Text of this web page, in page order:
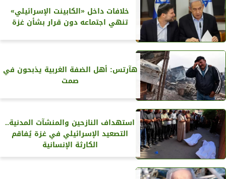
خلافات داخل «الكابينت الإسرائيلي»
تنهي اجتماعه دون قرار بشأن غزة
هآرتس: أهل الضفة الغربية يذبحون في
صمت
استهداف النازحين والمنشآت المدنية..
التصعيد الإسرائيلي في غزة يُفاقم
الكارثة الإنسانية